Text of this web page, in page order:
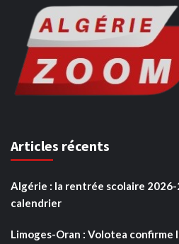
Articles récents
Algérie : la rentrée scolaire
calendrier
Limoges-Oran : Volotea confirme